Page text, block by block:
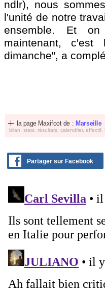
ndlr), nous
l'unité de notre
ensemble. Et
maintenant,
dimanche", a
la page Maxifoot de : Marseille
bilan, stats, résultats, calendrier, effectif,
Partager sur Facebook